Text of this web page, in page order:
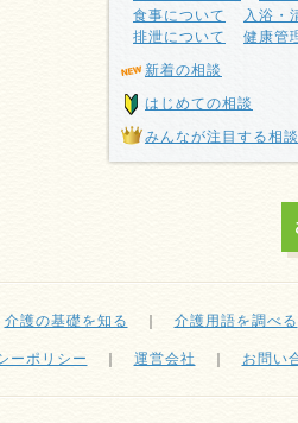
食事について
入浴・
排泄について
健康管
新着の相談
はじめての相談
みんなが注目する相
介護の基礎を知る 介護用語を調べる
ーポリシー 運営会社 お問い